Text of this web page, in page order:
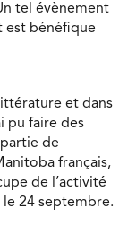
tel évènement
est bénéfique
et dans
pu faire des
de
français,
de l’activité
le 24 septembre.